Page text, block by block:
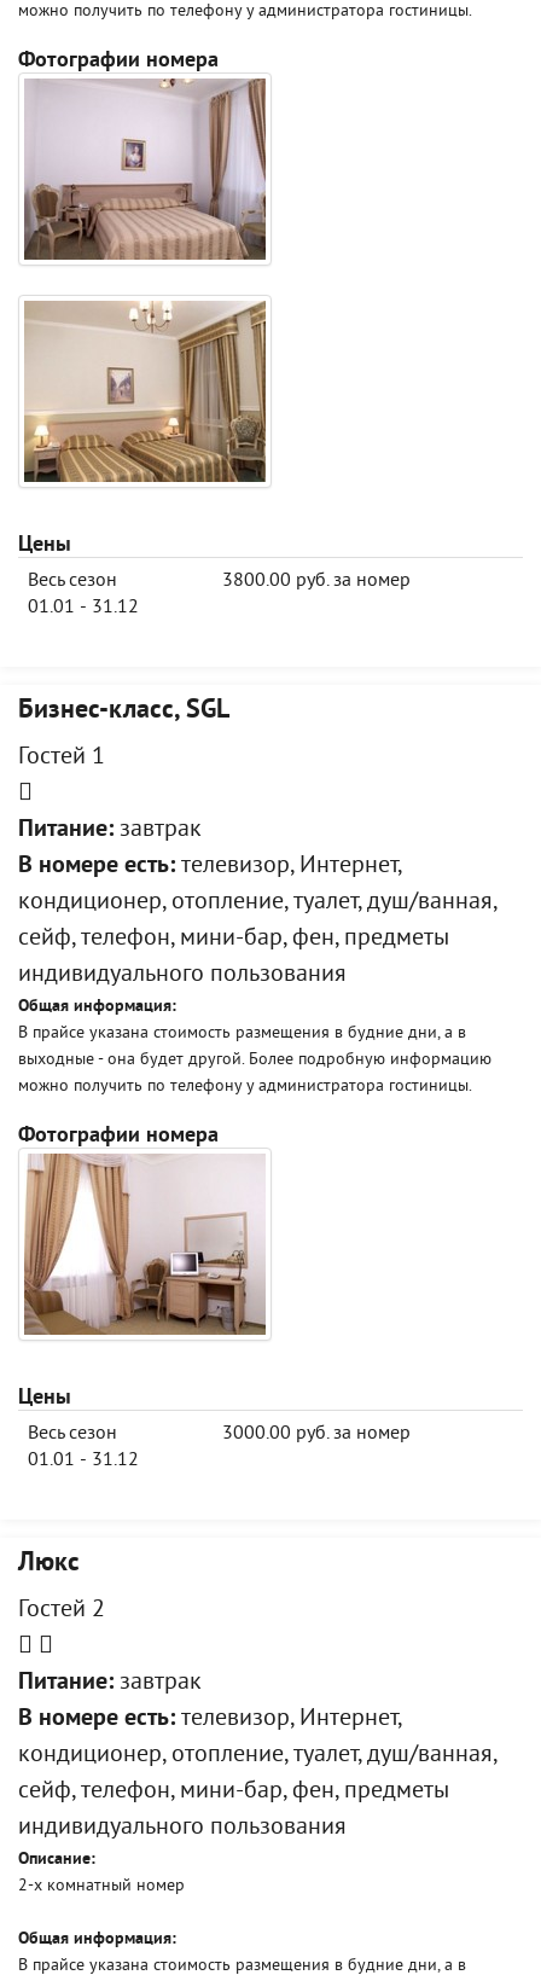
можно получить по телефону у администратора гостиницы.
Фотографии номера
Цены
Весь сезон
01.01 - 31.12
3800.00 руб. за номер
Бизнес-класс, SGL
Гостей 1
Питание: завтрак
В номере есть: телевизор, Интернет,
кондиционер, отопление, туалет, душ/ванная,
сейф, телефон, мини-бар, фен, предметы
индивидуального пользования
Общая информация:
В прайсе указана стоимость размещения в будние дни, а в
выходные - она будет другой. Более подробную информацию
можно получить по телефону у администратора гостиницы.
Фотографии номера
Цены
Весь сезон
01.01 - 31.12
3000.00 руб. за номер
Люкс
Гостей 2
Питание: завтрак
В номере есть: телевизор, Интернет,
кондиционер, отопление, туалет, душ/ванная,
сейф, телефон, мини-бар, фен, предметы
индивидуального пользования
Описание:
2-х комнатный номер
Общая информация:
В прайсе указана стоимость размещения в будние дни, а в